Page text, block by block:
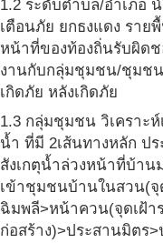
1.2 ระดับตำบล/อำเภอ
เตือนภัย ยกธงแดง รา
หน้าที่ของท้องถิ่นรับผิด
งานกับกลุ่มชุมชน/ชุมช
เกิดภัย หลังเกิดภัย
1.3 กลุ่มชุมชน วิเคราะ
น้ำ ที่มี 2เส้นทางหลัก ป
สังเกตุน้ำล่วงหน้าที่บ้าน
เข้าชุมชนบ้านในสวน(จุ
ฉิมพลี>หน้าควน(จุดเฝ้า
ก่อสร้าง)>ประสานมิตร